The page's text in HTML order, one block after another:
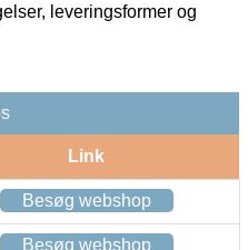
leveringsformer og
Link
Besøg webshop
Besøg webshop